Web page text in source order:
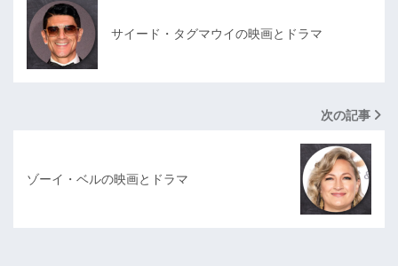
サイード・タグマウイの映画とドラマ
次の記事
ゾーイ・ベルの映画とドラマ